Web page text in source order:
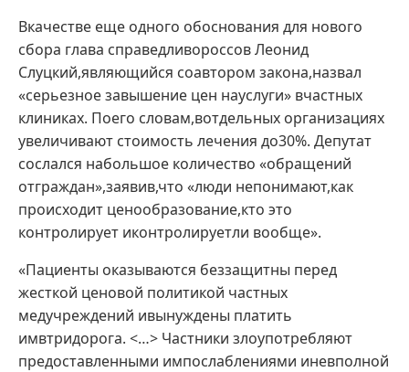
Вкачестве еще одного обоснования для нового
сбора глава справедливороссов Леонид
Слуцкий,являющийся соавтором закона,назвал
«серьезное завышение цен науслуги» вчастных
клиниках. Поего словам,вотдельных организациях
увеличивают стоимость лечения до30%. Депутат
сослался набольшое количество «обращений
отграждан»,заявив,что «люди непонимают,как
происходит ценообразование,кто это
контролирует иконтролируетли вообще».
«Пациенты оказываются беззащитны перед
жесткой ценовой политикой частных
медучреждений ивынуждены платить
имвтридорога. <…> Частники злоупотребляют
предоставленными импослаблениями иневполной